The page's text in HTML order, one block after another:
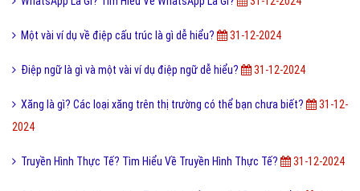
Một vài ví dụ về điệp cấu trúc là gì dễ hiểu? 31-12-2024
Điệp ngữ là gì và một vài ví dụ điệp ngữ dễ hiểu? 31-12-2024
Xăng là gì? Các loại xăng trên thị trường có thể bạn chưa biết?
31-12-
2024
Truyền Hình Thực Tế? Tìm Hiểu Về Truyền Hình Thực Tế? 31-12-2024